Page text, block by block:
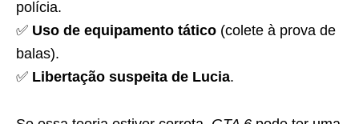
polícia.
✅ Uso de equipamento tático (colete à prova de
balas).
✅ Libertação suspeita de Lucia.